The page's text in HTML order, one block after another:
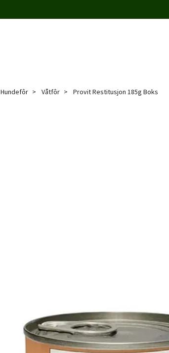
Hundefôr Våtfôr Provit Restitusjon 185g Boks